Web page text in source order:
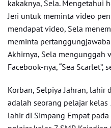
kakaknya, Sela. Mengetahui
Jeri untuk meminta video
mendapat video, Sela
meminta
Akhirnya, Sela mengunggah
Facebook-nya, “Sea
Korban, Selpiya Jahran, lahir
adalah seorang pelajar kelas
lahir di Simpang Empat